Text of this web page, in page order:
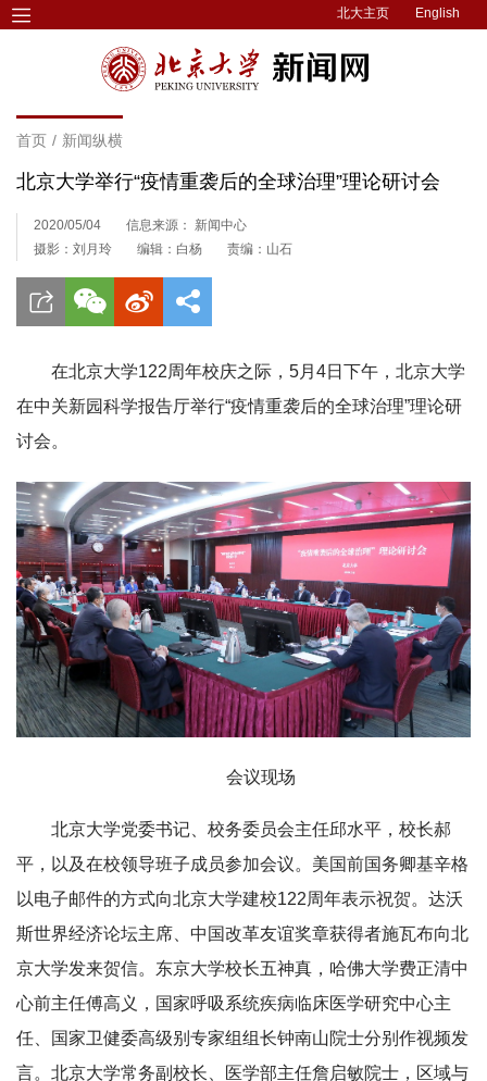
北大主页 English
首页 / 新闻纵横
北京大学举行“疫情重袭后的全球治理”理论研讨会
2020/05/04
信息来源： 新闻中心
摄影：刘月玲
编辑：白杨 责编：山石
在北京大学122周年校庆之际，5月4日下午，北京大学
在中关新园科学报告厅举行“疫情重袭后的全球治理”理论研
讨会。
会议现场
北京大学党委书记、校务委员会主任邱水平，校长郝
平，以及在校领导班子成员参加会议。美国前国务卿基辛格
以电子邮件的方式向北京大学建校122周年表示祝贺。达沃
斯世界经济论坛主席、中国改革友谊奖章获得者施瓦布向北
京大学发来贺信。东京大学校长五神真，哈佛大学费正清中
心前主任傅高义，国家呼吸系统疾病临床医学研究中心主
任、国家卫健委高级别专家组组长钟南山院士分别作视频发
言。北京大学常务副校长、医学部主任詹启敏院士，区域与